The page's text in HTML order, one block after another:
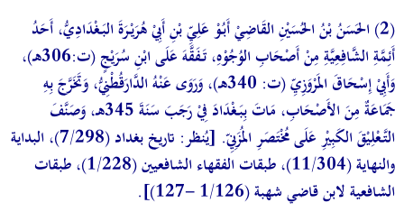
(2) الحَسَنُ بْنُ الحُسَيْنِ القَاضِيْ أَبُوْ عَلِيِّ بْنِ أَبِيْ هُرَيْرَةَ البَغْدَادِيُّ، أَحَدُ
أَئِمَّةِ الشَّافِعِيَّةِ مِنْ أَصْحَابِ الوُجُوْهِ، تَفَقَّهَ عَلَى ابْنِ سُرَيْجٍ (ت:306هـ)،
وَأَبِيْ إِسْحَاقَ المَرْوَزِيِّ (ت: 340هـ)، وَرَوَى عَنْهُ الدَّارَقُطْنِيُّ، وَتَخَرَّجَ بِهِ
جَمَاعَةٌ مِنَ الأَصْحَابِ، مَاتَ بِبَغْدَادَ فِيْ رَجَبَ سَنَةَ 345هـ، وَصَنَّفَ
التَّعْلِيْقَ الكَبِيْرِ عَلَى مُخْتَصَرِ المُزَنِيِّ. [يُنظر: تاريخ بغداد (7/298)، البداية
والنهاية (11/304)، طبقات الفقهاء الشافعيين (1/228)، طبقات
الشافعية لابن قاضي شهبة (1/126 -127)].